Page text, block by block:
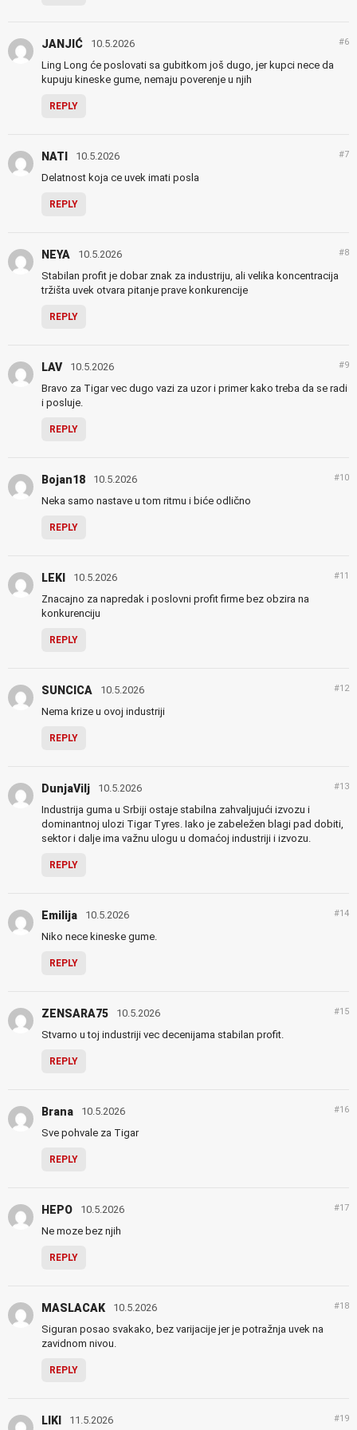
JANJIĆ 10.5.2026 #6
Ling Long će poslovati sa gubitkom još dugo, jer kupci nece da
kupuju kineske gume, nemaju poverenje u njih
REPLY
NATI 10.5.2026 #7
Delatnost koja ce uvek imati posla
REPLY
NEYA 10.5.2026 #8
Stabilan profit je dobar znak za industriju, ali velika koncentracija
tržišta uvek otvara pitanje prave konkurencije
REPLY
LAV 10.5.2026 #9
Bravo za Tigar vec dugo vazi za uzor i primer kako treba da se radi
i posluje.
REPLY
Bojan18 10.5.2026 #10
Neka samo nastave u tom ritmu i biće odlično
REPLY
LEKI 10.5.2026 #11
Znacajno za napredak i poslovni profit firme bez obzira na
konkurenciju
REPLY
SUNCICA 10.5.2026 #12
Nema krize u ovoj industriji
REPLY
DunjaVilj 10.5.2026 #13
Industrija guma u Srbiji ostaje stabilna zahvaljujući izvozu i
dominantnoj ulozi Tigar Tyres. Iako je zabeležen blagi pad dobiti,
sektor i dalje ima važnu ulogu u domaćoj industriji i izvozu.
REPLY
Emilija 10.5.2026 #14
Niko nece kineske gume.
REPLY
ZENSARA75 10.5.2026 #15
Stvarno u toj industriji vec decenijama stabilan profit.
REPLY
Brana 10.5.2026 #16
Sve pohvale za Tigar
REPLY
HEPO 10.5.2026 #17
Ne moze bez njih
REPLY
MASLACAK 10.5.2026 #18
Siguran posao svakako, bez varijacije jer je potražnja uvek na
zavidnom nivou.
REPLY
LIKI 11.5.2026 #19